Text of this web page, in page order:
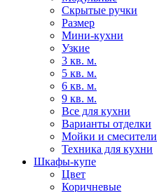
Скрытые ручки
Размер
Мини-кухни
Узкие
3 кв. м.
5 кв. м.
6 кв. м.
9 кв. м.
Все для кухни
Варианты отделки
Мойки и смесители
Техника для кухни
Шкафы-купе
Цвет
Коричневые